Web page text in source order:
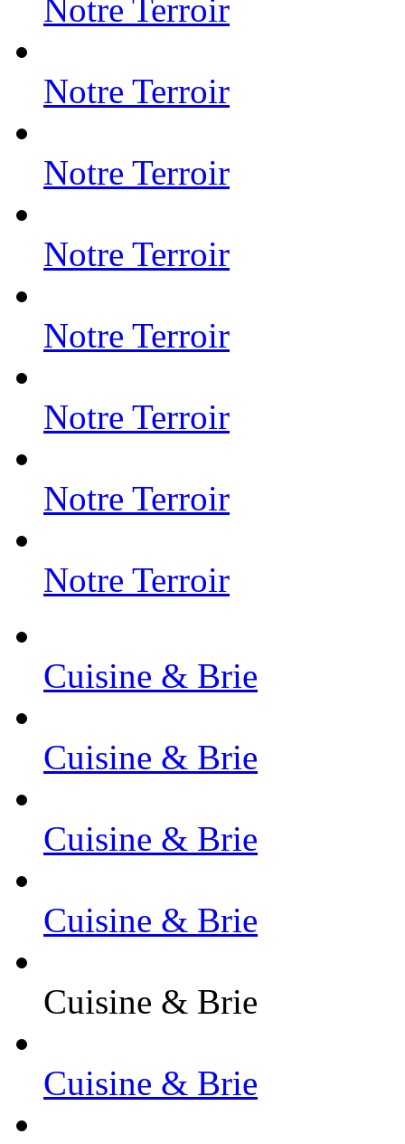
Notre Terroir
Notre Terroir
Notre Terroir
Notre Terroir
Notre Terroir
Notre Terroir
Notre Terroir
Notre Terroir
Cuisine & Brie
Cuisine & Brie
Cuisine & Brie
Cuisine & Brie
Cuisine & Brie
Cuisine & Brie